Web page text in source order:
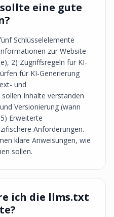
eine gute
Schlüsselelemente
zur Website
2) Zugriffsregeln für KI-
für KI-Generierung
und
Inhalte verstanden
Versionierung (wann
Erweiterte
Anforderungen.
klare Anweisungen, wie
sollen.
ich die llms.txt